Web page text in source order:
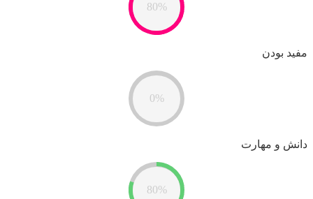
80%
مفید بودن
0%
دانش و مهارت
80%